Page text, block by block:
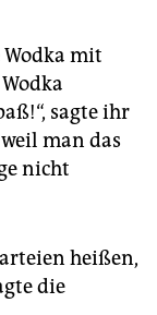
mit
sagte ihr
man das
nicht
heißen,
die